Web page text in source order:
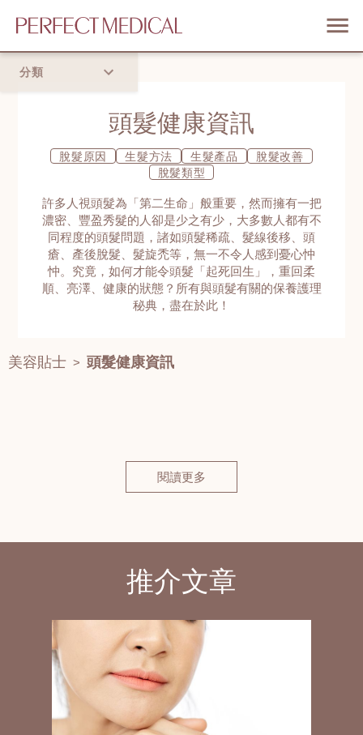
分類
頭髮健康資訊
脫髮原因 生髮方法 生髮產品
脫髮改善
脫髮類型
許多人視頭髮為「第二生命」般重要，然而擁有一把
濃密、豐盈秀髮的人卻是少之有少，大多數人都有不
同程度的頭髮問題，諸如頭髮稀疏、髮線後移、頭
瘡、產後脫髮、髮旋禿等，無一不令人感到憂心忡
忡。究竟，如何才能令頭髮「起死回生」，重回柔
順、亮澤、健康的狀態？所有與頭髮有關的保養護理
秘典，盡在於此！
美容貼士 > 頭髮健康資訊
閱讀更多
推介文章